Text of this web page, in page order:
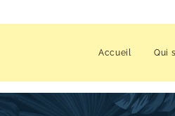
Accueil Qui